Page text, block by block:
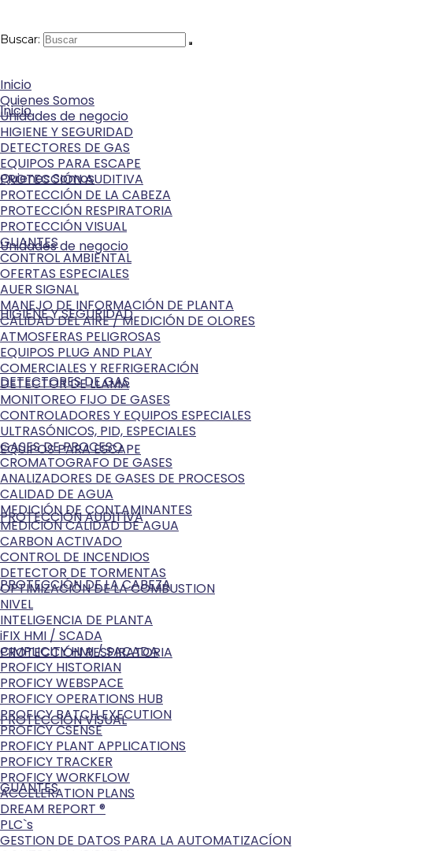
Buscar:
Inicio
Quienes Somos
Unidades de negocio
HIGIENE Y SEGURIDAD
DETECTORES DE GAS
EQUIPOS PARA ESCAPE
PROTECCIÓN AUDITIVA
PROTECCIÓN DE LA CABEZA
PROTECCIÓN RESPIRATORIA
PROTECCIÓN VISUAL
GUANTES
Inicio
Quienes Somos
Unidades de negocio
HIGIENE Y SEGURIDAD
DETECTORES DE GAS
EQUIPOS PARA ESCAPE
PROTECCIÓN AUDITIVA
PROTECCIÓN DE LA CABEZA
PROTECCIÓN RESPIRATORIA
PROTECCIÓN VISUAL
GUANTES
CONTROL AMBIENTAL
OFERTAS ESPECIALES
AUER SIGNAL
MANEJO DE INFORMACIÓN DE PLANTA
CALIDAD DEL AIRE / MEDICIÓN DE OLORES
ATMOSFERAS PELIGROSAS
EQUIPOS PLUG AND PLAY
COMERCIALES Y REFRIGERACIÓN
DETECTOR DE LLAMA
MONITOREO FIJO DE GASES
CONTROLADORES Y EQUIPOS ESPECIALES
ULTRASÓNICOS, PID, ESPECIALES
GASES DE PROCESO
CROMATOGRAFO DE GASES
ANALIZADORES DE GASES DE PROCESOS
CALIDAD DE AGUA
MEDICIÓN DE CONTAMINANTES
MEDICIÓN CALIDAD DE AGUA
CARBON ACTIVADO
CONTROL DE INCENDIOS
DETECTOR DE TORMENTAS
OPTIMIZACIÓN DE LA COMBUSTION
NIVEL
INTELIGENCIA DE PLANTA
iFIX HMI / SCADA
CIMPLICITY HMI / SACADA
PROFICY HISTORIAN
PROFICY WEBSPACE
PROFICY OPERATIONS HUB
PROFICY BATCH EXECUTION
PROFICY CSENSE
PROFICY PLANT APPLICATIONS
PROFICY TRACKER
PROFICY WORKFLOW
ACCELERATION PLANS
DREAM REPORT ®
PLC`s
GESTION DE DATOS PARA LA AUTOMATIZACÍON